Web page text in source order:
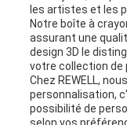
les artistes et les
Notre boîte à
assurant une
design 3D le
votre collection de
Chez REWELL,
personnalisation,
possibilité de